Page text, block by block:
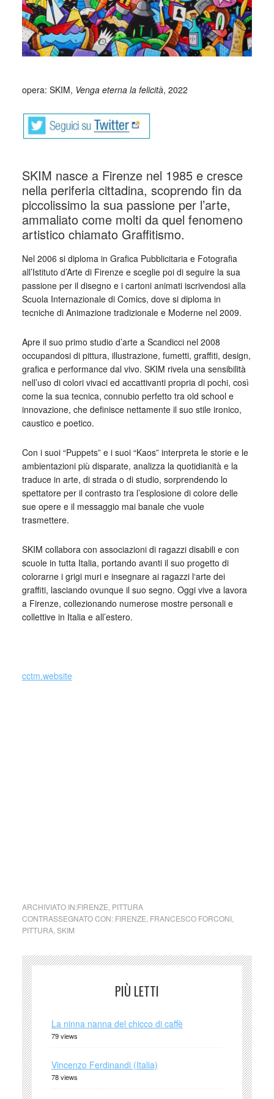
opera: SKIM, Venga eterna la felicità, 2022
SKIM nasce a Firenze nel 1985 e cresce
nella periferia cittadina, scoprendo fin da
piccolissimo la sua passione per l’arte,
ammaliato come molti da quel fenomeno
artistico chiamato Graffitismo.
Nel 2006 si diploma in Grafica Pubblicitaria e Fotografia
all’Istituto d’Arte di Firenze e sceglie poi di seguire la sua
passione per il disegno e i cartoni animati iscrivendosi alla
Scuola Internazionale di Comics, dove si diploma in
tecniche di Animazione tradizionale e Moderne nel 2009.
Apre il suo primo studio d’arte a Scandicci nel 2008
occupandosi di pittura, illustrazione, fumetti, graffiti, design,
grafica e performance dal vivo. SKIM rivela una sensibilità
nell’uso di colori vivaci ed accattivanti propria di pochi, così
come la sua tecnica, connubio perfetto tra old school e
innovazione, che definisce nettamente il suo stile ironico,
caustico e poetico.
Con i suoi “Puppets” e i suoi “Kaos” interpreta le storie e le
ambientazioni più disparate, analizza la quotidianità e la
traduce in arte, di strada o di studio, sorprendendo lo
spettatore per il contrasto tra l’esplosione di colore delle
sue opere e il messaggio mai banale che vuole
trasmettere.
SKIM collabora con associazioni di ragazzi disabili e con
scuole in tutta Italia, portando avanti il suo progetto di
colorarne i grigi muri e insegnare ai ragazzi l‘arte dei
graffiti, lasciando ovunque il suo segno. Oggi vive a lavora
a Firenze, collezionando numerose mostre personali e
collettive in Italia e all’estero.
cctm.website
ARCHIVIATO IN:FIRENZE, PITTURA
CONTRASSEGNATO CON: FIRENZE, FRANCESCO FORCONI,
PITTURA,SKIM
PIÙ LETTI
La ninna nanna del chicco di caffè
79 views
Vincenzo Ferdinandi (Italia)
78 views